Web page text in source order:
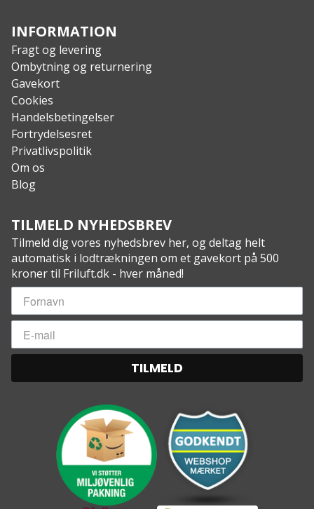
INFORMATION
Fragt og levering
Ombytning og returnering
Gavekort
Cookies
Handelsbetingelser
Fortrydelsesret
Privatlivspolitik
Om os
Blog
TILMELD NYHEDSBREV
Tilmeld dig vores nyhedsbrev her, og deltag helt
automatisk i lodtrækningen om et gavekort på 500
kroner til Friluft.dk - hver måned!
TILMELD